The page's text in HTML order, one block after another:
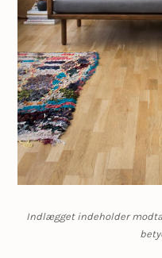
Indlægget indeholder